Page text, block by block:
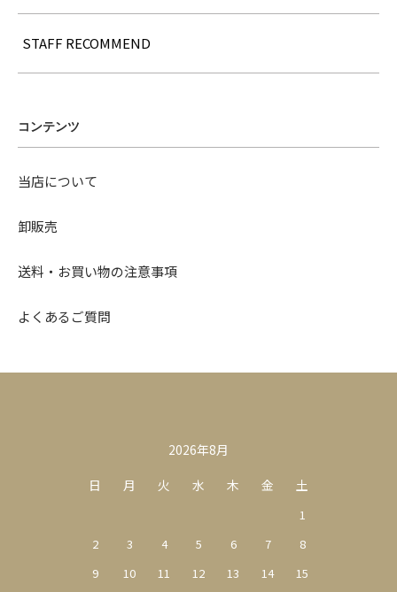
STAFF RECOMMEND
コンテンツ
当店について
卸販売
送料・お買い物の注意事項
よくあるご質問
2026年8月
日
月 火 水 木 金 土
1
2
3 4 5 6 7
8
9
10 11 12 13 14
15